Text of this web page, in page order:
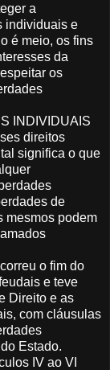
a
individuais e
é meio, os fins
da
os
INDIVIDUAIS
direitos
significa o que
de
mesmos podem
o fim do
e teve
Direito e as
com cláusulas
Estado.
IV ao VI